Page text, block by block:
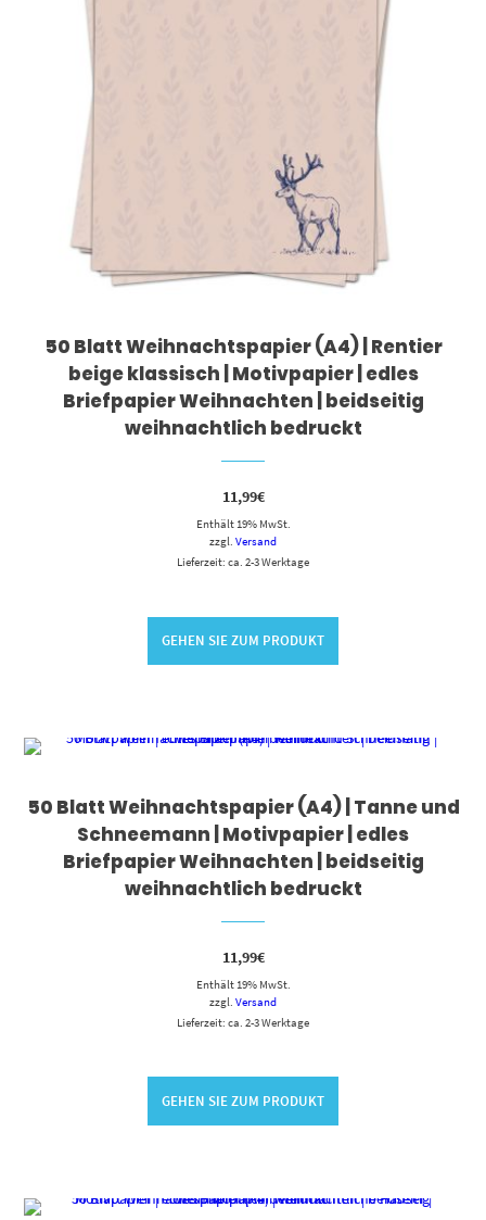
50 Blatt Weihnachtspapier (A4) | Rentier
beige klassisch | Motivpapier | edles
Briefpapier Weihnachten | beidseitig
weihnachtlich bedruckt
11,99€
Enthält 19% MwSt.
zzgl. Versand
Lieferzeit: ca. 2-3 Werktage
GEHEN SIE ZUM PRODUKT
50 Blatt Weihnachtspapier (A4) | Tanne und
Schneemann | Motivpapier | edles
Briefpapier Weihnachten | beidseitig
weihnachtlich bedruckt
11,99€
Enthält 19% MwSt.
zzgl. Versand
Lieferzeit: ca. 2-3 Werktage
GEHEN SIE ZUM PRODUKT